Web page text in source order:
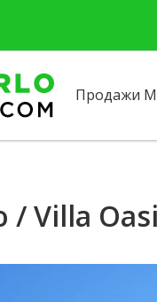
Продажи
/ Villa